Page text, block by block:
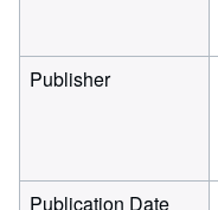
Publisher
Publication Date